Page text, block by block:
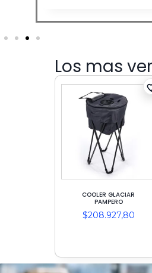
Los mas
COOLER GLACIAR
PAMPERO
$208.927,80